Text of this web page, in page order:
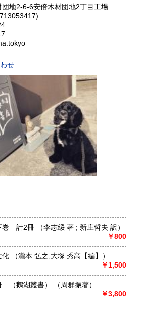
600円 広島県 600円
600円
600円
600円
600円
600円 大分県
600円 鹿児島県
600円
地2-6-6安倍木材団地2丁目工場
せ
毛沢東の私生活 上下巻 計2冊 （李志綏 著 ; 新庄哲夫 訳）
￥800
中国古典文学と挿画文化 （瀧本 弘之;大塚 秀高【編】）
￥1,500
儒學源流溯始 全一冊 （鵝湖叢書） （周群振著）
￥3,800